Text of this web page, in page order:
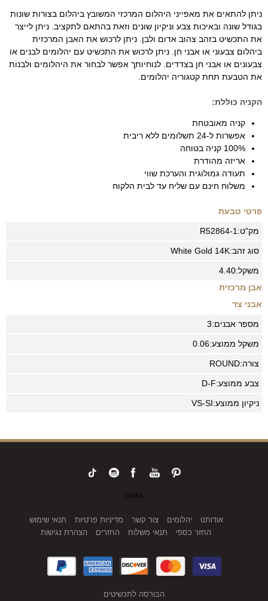
ניתן להתאים את מאפייני היהלום המרכזי המשובץ ביהלום בצורות שונות
בגודל שונה ובאיכות צבע וניקיון שונים וזאת בהתאם לתקציב. ניתן לייצר
את התכשיט בזהב צהוב אדום ולבן. ניתן לרכוש את האבן המרכזית
ביהלום צבעוני או אבני חן. ניתן לרכוש את התכשיט עם יהלומים לבנים או
צבעונים או אבני חן בצדדים. לנוחיותך אפשר לבחור את היהלומים ולבנות
את הטבעת תחת קטגוריה יהלומים.
הקניה כוללת:
קניה מאובטחת
אפשרות ל-24 תשלומים ללא ריבית
100% קניה בטוחה
אריזה מהודרת
תעודה גמולוגית והערכת שווי
משלוח חינם עם שליח עד לבית הלקוח
פרטי טבעת
מק"ט: R52864-1
סוג זהב: White Gold 14K
משקל:4.40
אבן מרכזית
אבני צד
מספר אבנים:3
משקל ממוצע:0.06
צורה:ROUND
צבע ממוצע:D-F
ניקיון ממוצע:VS-SI
insta
אודותנו יהלומים צור קשר מדיניות פרטיות
תנאי שימוש
החזר כספי
תנאי משלוח החזרים הצהרת נגישות
הבורסה לתכשיטים